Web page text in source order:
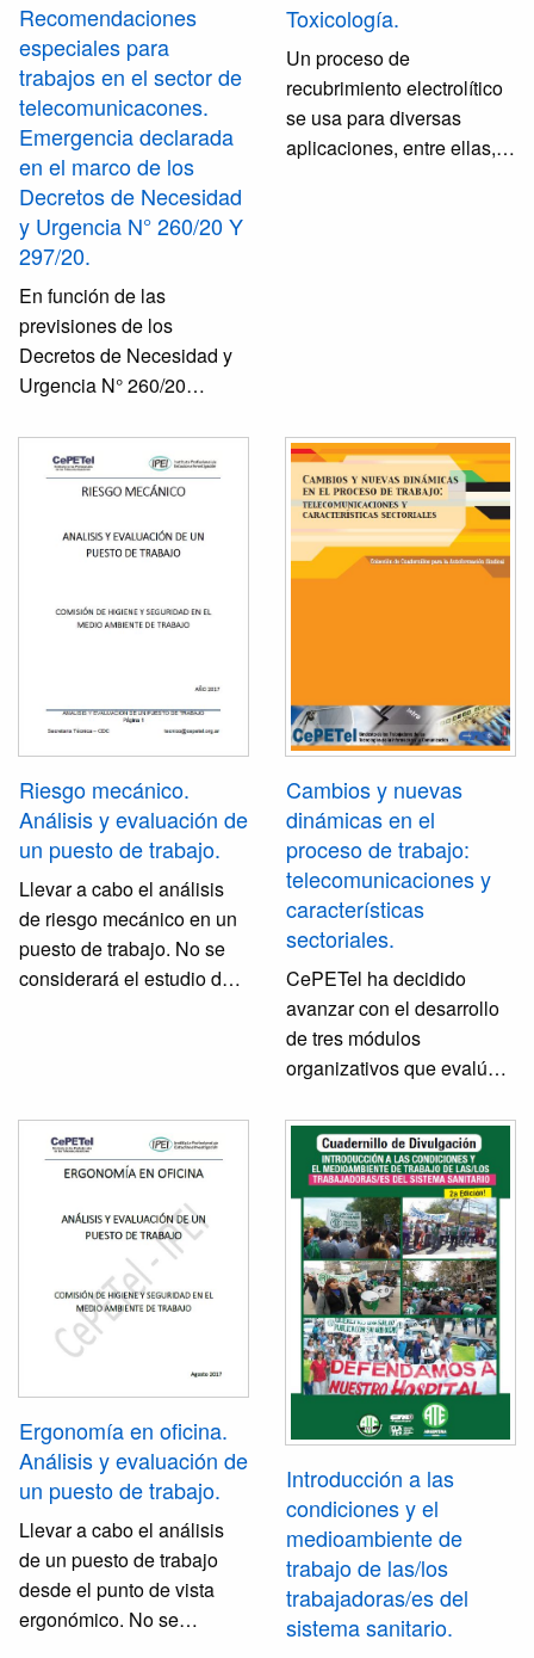
Recomendaciones
especiales para
trabajos en el sector de
telecomunicacones.
Emergencia declarada
en el marco de los
Decretos de Necesidad
y Urgencia N° 260/20 Y
297/20.
En función de las
previsiones de los
Decretos de Necesidad y
Urgencia N° 260/20
PTE) y N° 297/2020
(DECNU-2020-297-APN-
PTE) y las particularidades
del rubro, se estima
pertinente la emisión de
específicas para los
las telecomunicaciones. El
presente documento
generales indicadas en el
Documento SRT SARS-
CoV-2 RE-
COMENDACIONES Y
MEDIDAS DE
PREVENCIÓN EN
ÁMBITOS LABORALES
Toxicología.
Un proceso de
recubrimiento electrolítico
se usa para diversas
aplicaciones, entre ellas,
material tratado, u
otorgarle mayor dureza y
exigente acabado liso con
brillo al espejo y con alta
precisión.
Riesgo mecánico.
Análisis y evaluación de
un puesto de trabajo.
Llevar a cabo el análisis
de riesgo mecánico en un
puesto de trabajo. No se
considerará el estudio de
de otros agentes físicos,
químicos, biológicos,
ergonométricos ni
psicosociales. El caso
bajo estudio corresponde
a un taller de tornería
perteneciente a una pyme
del rubro metalúrgico.
Tampoco se hará
evaluación alguna en
cuanto a incendio ni
evacuación. El caso que
nos ocupa será el análisis
puesto de obrero auxiliar.
Cambios y nuevas
dinámicas en el
proceso de trabajo:
telecomunicaciones y
características
sectoriales.
CePETel ha decidido
avanzar con el desarrollo
de tres módulos
organizativos que evalúa
práctica y discusión
gremial. Así, a lo largo de
2012 se ha llevado
adelante un curso de
formación sindical
compuesto por tres
temáticas: historia del
movimiento obrero,
regulación de la acción
colectiva y proceso de
trabajo. Esta selección se
una formación para la
acción pero también para
el análisis estratégico en
un contexto de constantes
cambios tecnológicos y
organizativos. En un
Ergonomía en oficina.
Análisis y evaluación de
un puesto de trabajo.
Llevar a cabo el análisis
de un puesto de trabajo
desde el punto de vista
ergonómico. No se
Introducción a las
condiciones y el
medioambiente de
trabajo de las/los
trabajadoras/es del
sistema sanitario.